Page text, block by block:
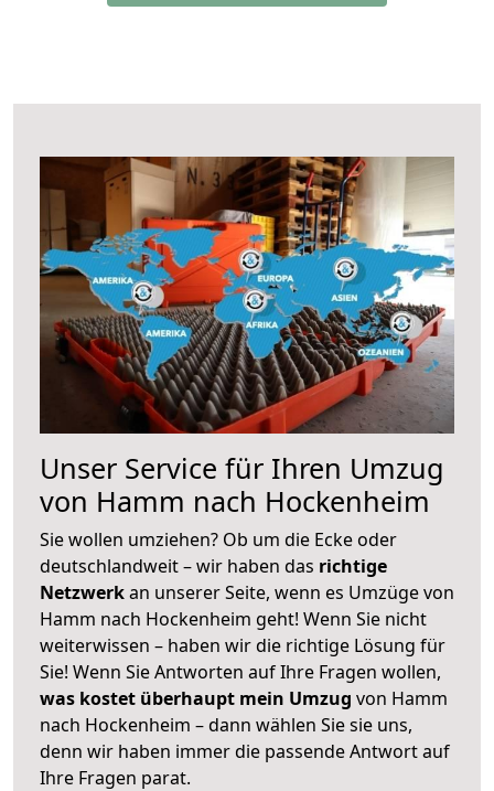
Unser Service für Ihren Umzug
von Hamm nach Hockenheim
Sie wollen umziehen? Ob um die Ecke oder
deutschlandweit – wir haben das richtige
Netzwerkan unserer Seite, wenn es Umzüge von
Hamm nach Hockenheim geht! Wenn Sie nicht
weiterwissen – haben wir die richtige Lösung für
Sie! Wenn Sie Antworten auf Ihre Fragen wollen,
was kostet überhaupt mein Umzug von Hamm
nach Hockenheim – dann wählen Sie sie uns,
denn wir haben immer die passende Antwort auf
Ihre Fragen parat.